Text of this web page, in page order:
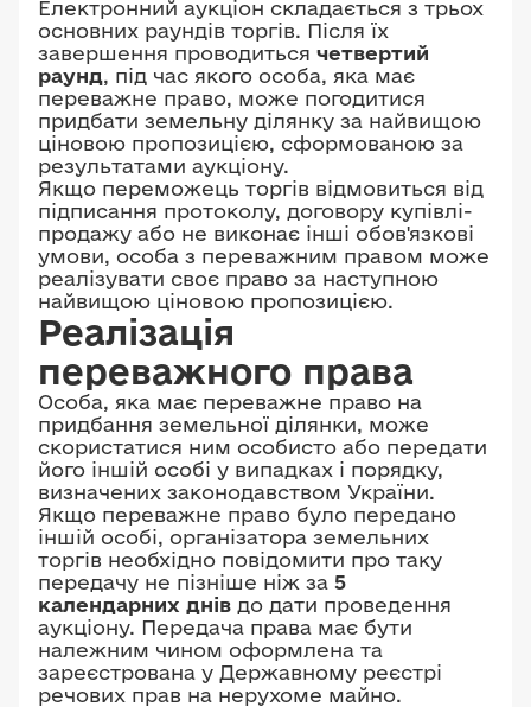
Електронний аукціон складається з трьох
основних раундів торгів. Після їх
завершення проводиться четвертий
раунд, під час якого особа, яка має
переважне право, може погодитися
придбати земельну ділянку за найвищою
ціновою пропозицією, сформованою за
результатами аукціону.
Якщо переможець торгів відмовиться від
підписання протоколу, договору купівлі-
продажу або не виконає інші обов'язкові
умови, особа з переважним правом може
реалізувати своє право за наступною
найвищою ціновою пропозицією.
Реалізація
переважного права
Особа, яка має переважне право на
придбання земельної ділянки, може
скористатися ним особисто або передати
його іншій особі у випадках і порядку,
визначених законодавством України.
Якщо переважне право було передано
іншій особі, організатора земельних
торгів необхідно повідомити про таку
передачу не пізніше ніж за 5
календарних днів до дати проведення
аукціону. Передача права має бути
належним чином оформлена та
зареєстрована у Державному реєстрі
речових прав на нерухоме майно.